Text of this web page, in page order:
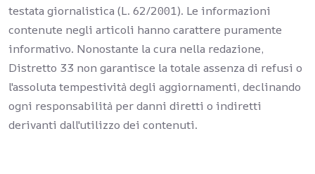
testata giornalistica (L. 62/2001). Le informazioni
contenute negli articoli hanno carattere puramente
informativo. Nonostante la cura nella redazione,
Distretto 33 non garantisce la totale assenza di refusi o
l'assoluta tempestività degli aggiornamenti, declinando
ogni responsabilità per danni diretti o indiretti
derivanti dall'utilizzo dei contenuti.